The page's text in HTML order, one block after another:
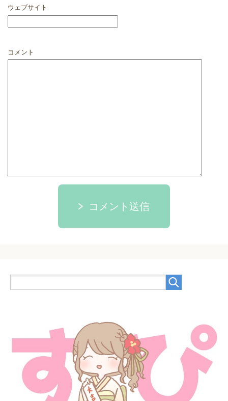
ウェブサイト
コメント
コメント送信